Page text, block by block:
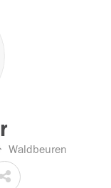
Waldbeuren